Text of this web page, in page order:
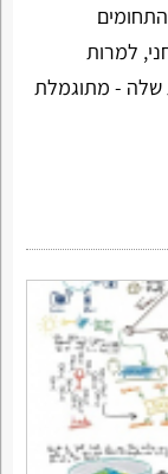
למרות
שלה - מתוגמלת